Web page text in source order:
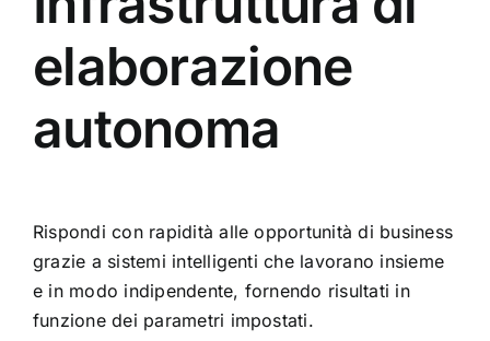
elaborazione
autonoma
Rispondi con rapidità alle opportunità di business
grazie a sistemi intelligenti che lavorano insieme
e in modo indipendente, fornendo risultati in
funzione dei parametri impostati.